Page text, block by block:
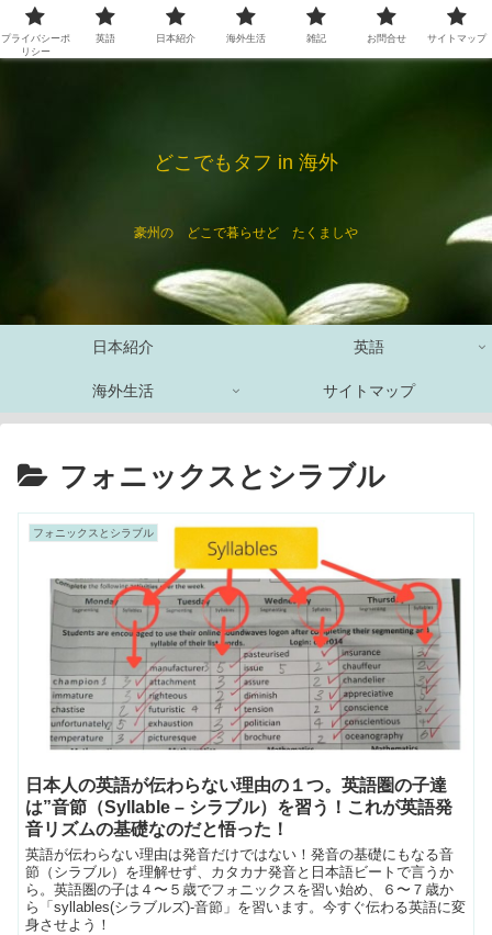
どこでもタフ in 海外
豪州の どこで暮らせど たくましや
日本紹介 英語
海外生活 サイトマップ
フォニックスとシラブル
フォニックスとシラブル
日本人の英語が伝わらない理由の１つ。英語圏の子達
は”音節（Syllable – シラブル）を習う！これが英語発
音リズムの基礎なのだと悟った！
英語が伝わらない理由は発音だけではない！発音の基礎にもなる音
節（シラブル）を理解せず、カタカナ発音と日本語ビートで言うか
ら。英語圏の子は４〜５歳でフォニックスを習い始め、６〜７歳か
ら「syllables(シラブルズ)-音節」を習います。今すぐ伝わる英語に変
身させよう！
プライバシーポ
リシー
英語 日本紹介 海外生活 雑記 お問合せ サイトマップ